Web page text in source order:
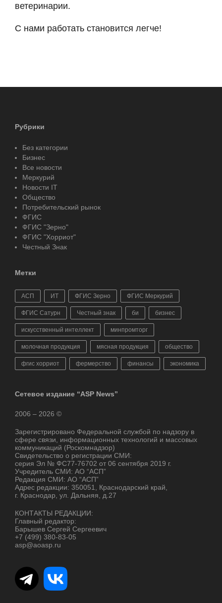
ветеринарии.
С нами работать становится легче!
Рубрики
Без категории
Бизнес
Все новости
Меркурий
Новости IT
Общество
Потребительский рынок
ФГИС
ФГИС "Зерно"
ФГИС "Хорриот"
Честный Знак
Метки
АСП ИТ ФГИС Зерно ФГИС Меркурий
ФГИС Сатурн Честный знак би бизнес
искусственный интеллект минпромторг
молочная продукция мясная продукция общество
фгис хорриот фермерство финансы экономика
Сетевое издание “ASP News”
2006 – 2026 ©
Зарегистрировано Федеральной службой по надзору в
сфере связи, информационных технологий и массовых
коммуникаций (Роскомнадзор)
Свидетельство о регистрации СМИ:
серия Эл № ФС77-76702 от 06 сентября 2019 г.
Учредитель СМИ: АО “АСП”
Редакция СМИ: АО “АСП”
Адрес редакции: 350051, Краснодарский край,
г. Краснодар, ул. Дальняя, д.27
КОНТАКТЫ РЕДАКЦИИ:
Главный редактор:
Барышев Сергей Сергеевич
+7 (499) 380-83-05
asp@aoasp.ru